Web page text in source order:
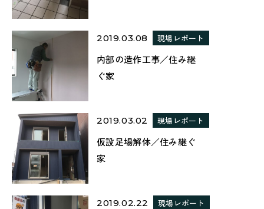
2019.03.08 現場レポート
内部の造作工事／住み継
ぐ家
2019.03.02 現場レポート
仮設足場解体／住み継ぐ
家
2019.02.22 現場レポート